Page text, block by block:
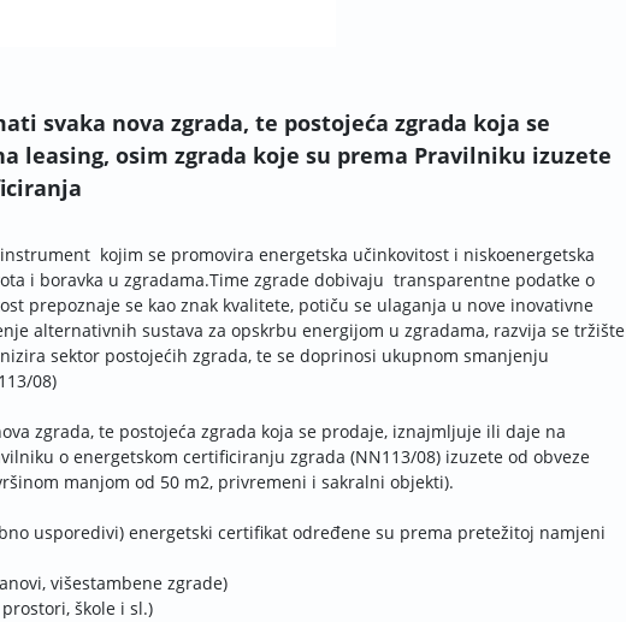
svaka nova zgrada, te postojeća zgrada koja se
leasing, osim zgrada koje su prema Pravilniku izuzete
kojim se promovira energetska učinkovitost i niskoenergetska
i boravka u zgradama.Time zgrade dobivaju transparentne podatke o
prepoznaje se kao znak kvalitete, potiču se ulaganja u nove inovativne
alternativnih sustava za opskrbu energijom u zgradama, razvija se tržište
sektor postojećih zgrada, te se doprinosi ukupnom smanjenju
08)
zgrada, te postojeća zgrada koja se prodaje, iznajmljuje ili daje na
o energetskom certificiranju zgrada (NN113/08) izuzete od obveze
manjom od 50 m2, privremeni i sakralni objekti).
usporedivi) energetski certifikat određene su prema pretežitoj namjeni
višestambene zgrade)
škole i sl.)